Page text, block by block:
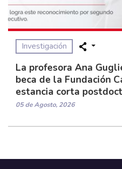
Investigación
La profesora Ana
beca de la Fundación
estancia corta
05 de Agosto, 2026